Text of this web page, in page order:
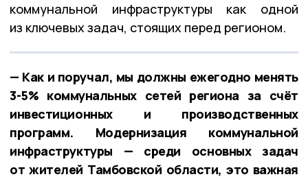
коммунальной инфраструктуры как одной
из ключевых задач, стоящих перед регионом.
— Как и поручал, мы должны ежегодно менять
3-5% коммунальных сетей региона за счёт
инвестиционных и производственных
программ. Модернизация коммунальной
инфраструктуры — среди основных задач
от жителей Тамбовской области, это важная